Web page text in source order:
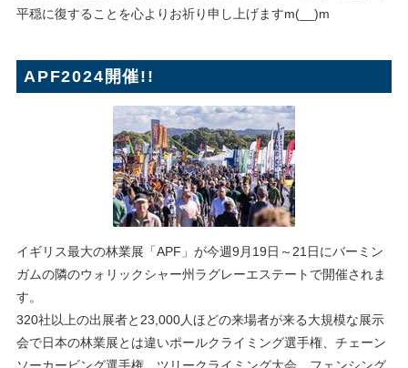
平穏に復することを心よりお祈り申し上げますm(__)m
APF2024開催!!
イギリス最大の林業展「APF」が今週9月19日～21日にバーミン
ガムの隣のウォリックシャー州ラグレーエステートで開催されま
す。
320社以上の出展者と23,000人ほどの来場者が来る大規模な展示
会で日本の林業展とは違いポールクライミング選手権、チェーン